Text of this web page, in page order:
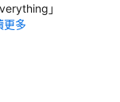
」
更多